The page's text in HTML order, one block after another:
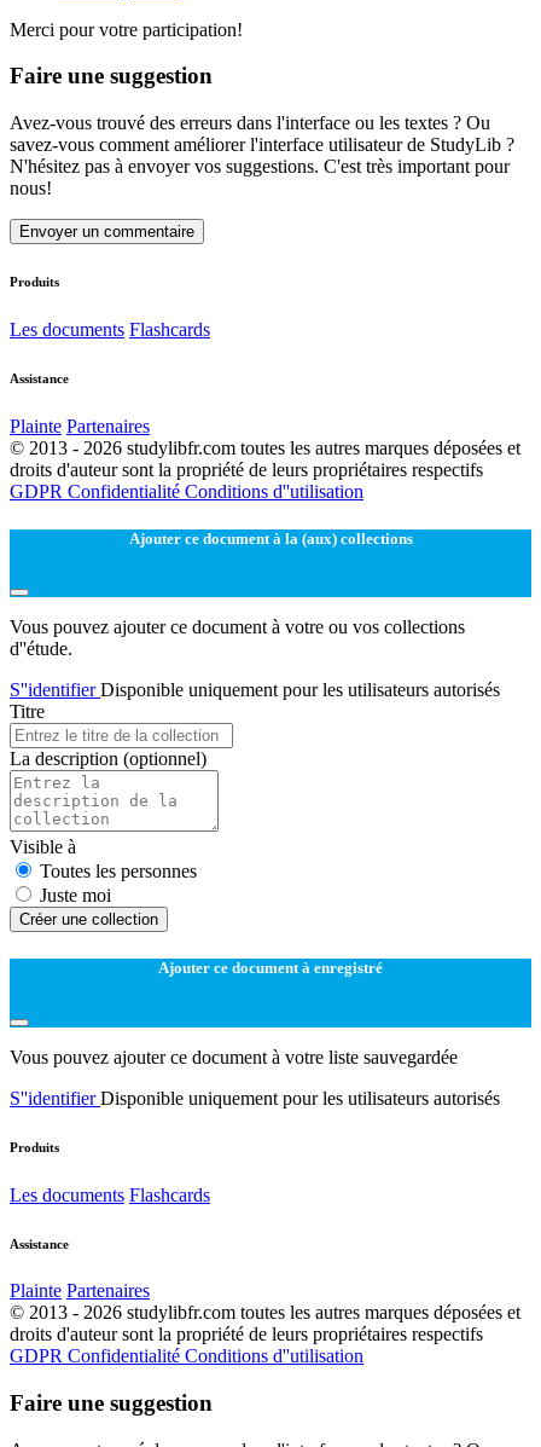
Merci pour votre participation!
Faire une suggestion
Avez-vous trouvé des erreurs dans l'interface ou les textes ? Ou
savez-vous comment améliorer l'interface utilisateur de StudyLib ?
N'hésitez pas à envoyer vos suggestions. C'est très important pour
nous!
Envoyer un commentaire
Produits
Les documents Flashcards
Assistance
Plainte Partenaires
© 2013 - 2026 studylibfr.com toutes les autres marques déposées et
droits d'auteur sont la propriété de leurs propriétaires respectifs
GDPR Confidentialité Conditions d''utilisation
Ajouter ce document à la (aux) collections
Vous pouvez ajouter ce document à votre ou vos collections
d''étude.
S''identifierDisponible uniquement pour les utilisateurs autorisés
Titre
La description (optionnel)
Visible à
Toutes les personnes
Juste moi
Créer une collection
Ajouter ce document à enregistré
Vous pouvez ajouter ce document à votre liste sauvegardée
S''identifierDisponible uniquement pour les utilisateurs autorisés
Produits
Les documents Flashcards
Assistance
Plainte Partenaires
© 2013 - 2026 studylibfr.com toutes les autres marques déposées et
droits d'auteur sont la propriété de leurs propriétaires respectifs
GDPR Confidentialité Conditions d''utilisation
Faire une suggestion